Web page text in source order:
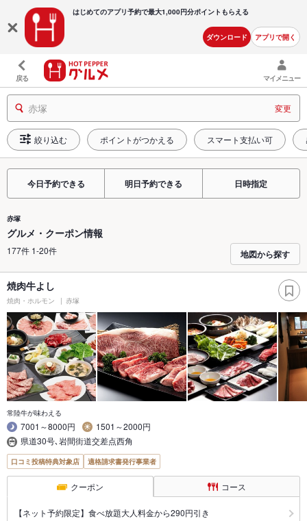
はじめてのアプリ予約で最大1,000円分ポイントもらえる
ダウンロード アプリで開く
戻る マイメニュー
赤塚 変更
絞り込む ポイントがつかえる スマート支払い可
今日予約できる 明日予約できる 日時指定
赤塚
グルメ・クーポン情報
177件 1-20件 地図から探す
焼肉牛よし
焼肉・ホルモン 赤塚
常陸牛が味わえる
7001～8000円
1501～2000円
県道30号､岩間街道交差点西角
口コミ投稿特典対象店 適格請求書発行事業者
クーポン コース
【ネット予約限定】食べ放題大人料金から290円引き